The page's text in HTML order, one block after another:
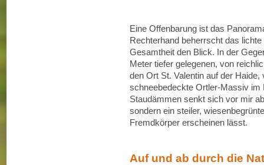
Eine Offenbarung ist das
Rechterhand beherrscht das
Gesamtheit den Blick. In der
Meter tiefer gelegenen, von
den Ort St. Valentin auf der
schneebedeckte Ortler-Massiv im
Staudämmen senkt sich vor mir
sondern ein steiler,
Fremdkörper erscheinen lässt.
Auf und ab durch die